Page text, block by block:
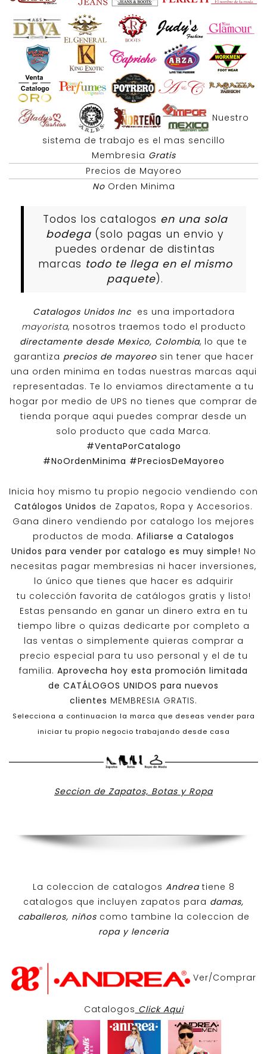
Nuestro
sistema de trabajo es el mas sencillo
Membresia Gratis
Precios de Mayoreo
NoOrden Minima
Todos los catalogos en una sola
bodega (solo pagas un envio y
puedes ordenar de distintas
marcas todo te llega en el mismo
paquete).
Catalogos Unidos Inc es una importadora
mayorista, nosotros traemos todo el producto
directamente desde Mexico, Colombia, lo que te
garantiza precios de mayoreosin tener que hacer
una orden minima en todas nuestras marcas aqui
representadas. Te lo enviamos directamente a tu
hogar por medio de UPS no tienes que comprar de
tienda porque aqui puedes comprar desde un
solo producto que cada Marca.
#VentaPorCatalogo
#NoOrdenMinima #PreciosDeMayoreo
Inicia hoy mismo tu propio negocio vendiendo con
Catálogos Unidos de Zapatos, Ropa y Accesorios.
Gana dinero vendiendo por catalogo los mejores
productos de moda. Afiliarse a Catalogos
Unidos para vender por catalogo es muy simple! No
necesitas pagar membresias ni hacer inversiones,
lo único que tienes que hacer es adquirir
tu colección favorita de catálogos gratis y listo!
Estas pensando en ganar un dinero extra en tu
tiempo libre o quizas dedicarte por completo a
las ventas o simplemente quieras comprar a
precio especial para tu uso personal y el de tu
familia. Aprovecha hoy esta promoción limitada
de CATÁLOGOS UNIDOS para nuevos
clientes MEMBRESIA GRATIS.
Selecciona a continuacion la marca que deseas vender para
iniciar tu propio negocio trabajando desde casa
Seccion de Zapatos, Botas y Ropa
La coleccion de catalogos Andreatiene 8
catalogos que incluyen zapatos para damas,
caballeros, niños como tambine la coleccion de
ropa y lenceria
Ver/Comprar
Catalogos Click Aqui